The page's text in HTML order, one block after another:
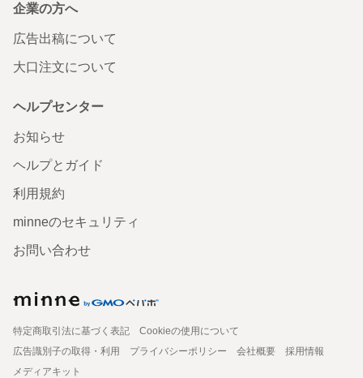
企業の方へ
広告出稿について
大口注文について
ヘルプセンター
お知らせ
ヘルプとガイド
利用規約
minneのセキュリティ
お問い合わせ
特定商取引法に基づく表記
Cookieの使用について
広告識別子の取得・利用
プライバシーポリシー 会社概要
採用情報
メディアキット